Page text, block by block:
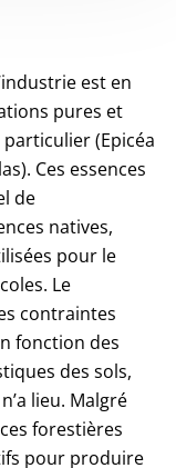
est en
pures et
particulier (Epicéa
Ces essences
de
natives,
pour le
Le
contraintes
fonction des
des sols,
lieu. Malgré
forestières
pour produire